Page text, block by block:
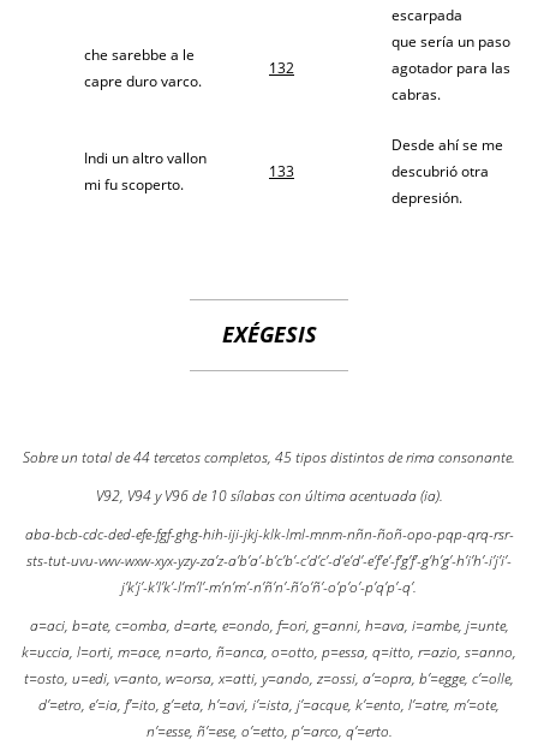
escarpada
che sarebbe a le
capre duro varco.
132
que sería un paso
agotador para las
cabras.
Indi un altro vallon
mi fu scoperto.
133
Desde ahí se me
descubrió otra
depresión.
EXÉGESIS
Sobre un total de 44 tercetos completos, 45 tipos distintos de rima consonante.
V92, V94 y V96 de 10 sílabas con última acentuada (ia).
aba-bcb-cdc-ded-efe-fgf-ghg-hih-iji-jkj-klk-lml-mnm-nñn-ñoñ-opo-pqp-qrq-rsr-
sts-tut-uvu-vwv-wxw-xyx-yzy-za’z-a’b’a’-b’c’b’-c’d’c’-d’e’d’-e’f’e’-f’g’f’-g’h’g’-h’i’h’-i’j’i’-
j’k’j’-k’l’k’-l’m’l’-m’n’m’-n’ñ’n’-ñ’o’ñ’-o’p’o’-p’q’p’-q’.
a=aci, b=ate, c=omba, d=arte, e=ondo, f=ori, g=anni, h=ava, i=ambe, j=unte,
k=uccia, l=orti, m=ace, n=arto, ñ=anca, o=otto, p=essa, q=itto, r=azio, s=anno,
t=osto, u=edi, v=anto, w=orsa, x=atti, y=ando, z=ossi, a’=opra, b’=egge, c’=olle,
d’=etro, e’=ia, f’=ito, g’=eta, h’=avi, i’=ista, j’=acque, k’=ento, l’=atre, m’=ote,
n’=esse, ñ’=ese, o’=etto, p’=arco, q’=erto.